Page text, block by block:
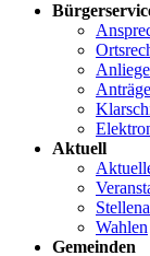
Aktuell
Wahlen
Gemeinden